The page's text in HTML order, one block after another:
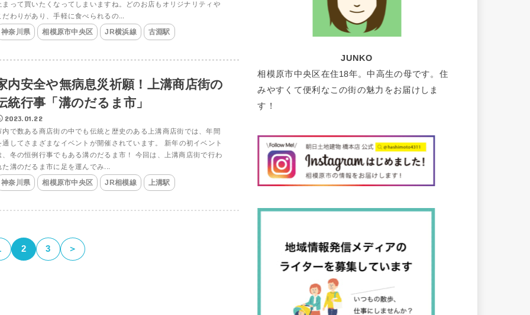
まって買いたくなってしまいますね。どのお店もオリジナリティや
だわりがあり、手軽に食べられるの...
神奈川県 相模原市中央区 JR横浜線 古淵駅
内安全や無病息災祈願！上溝商店街の
統行事「溝のだるま市」
2023.01.22
内で数ある商店街の中でも伝統と歴史のある上溝商店街では、年間
通してさまざまなイベントが開催されています。 新年の初イベント
、冬の恒例行事でもある溝のだるま市！ 今回は、上溝商店街で行わ
た溝のだるま市に足を運んでみ...
神奈川県 相模原市中央区 JR相模線 上溝駅
2 3 ＞
JUNKO
相模原市中央区在住18年。中高生の母です。住
みやすくて便利なこの街の魅力をお届けしま
す！